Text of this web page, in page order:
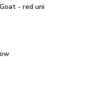
- red uni